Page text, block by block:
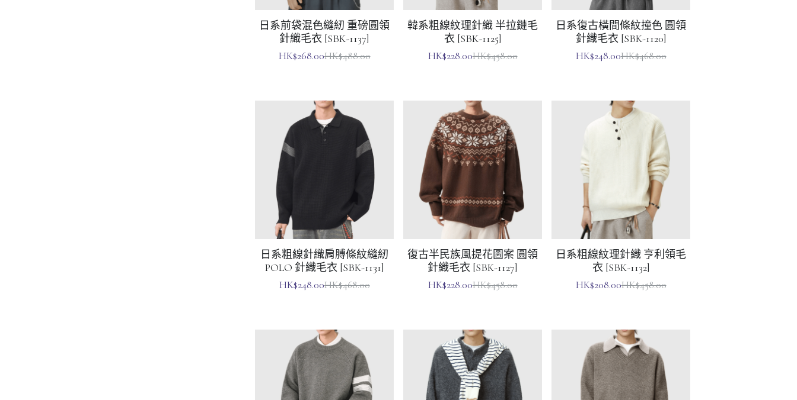
針織毛衣 [SBK-1137]
HK$268.00HK$488.00
衣 [SBK-1125]
HK$228.00HK$458.00
針織毛衣 [SBK-1120]
HK$248.00HK$468.00
日系粗線針織肩膊條紋縫紉
POLO 針織毛衣 [SBK-1131]
HK$248.00HK$468.00
復古半民族風提花圖案 圓領
針織毛衣 [SBK-1127]
HK$228.00HK$458.00
日系粗線紋理針織 亨利領毛
衣 [SBK-1132]
HK$208.00HK$458.00